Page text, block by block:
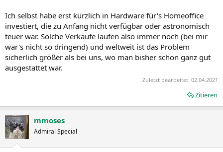
Ich selbst habe erst kürzlich in Hardware für's Homeoffice
investiert, die zu Anfang nicht verfügbar oder astronomisch
teuer war. Solche Verkäufe laufen also immer noch (bei mir
war's nicht so dringend) und weltweit ist das Problem
sicherlich größer als bei uns, wo man bisher schon ganz gut
ausgestattet war.
Zuletzt bearbeitet: 02.04.2021
Zitieren
mmoses
Admiral Special